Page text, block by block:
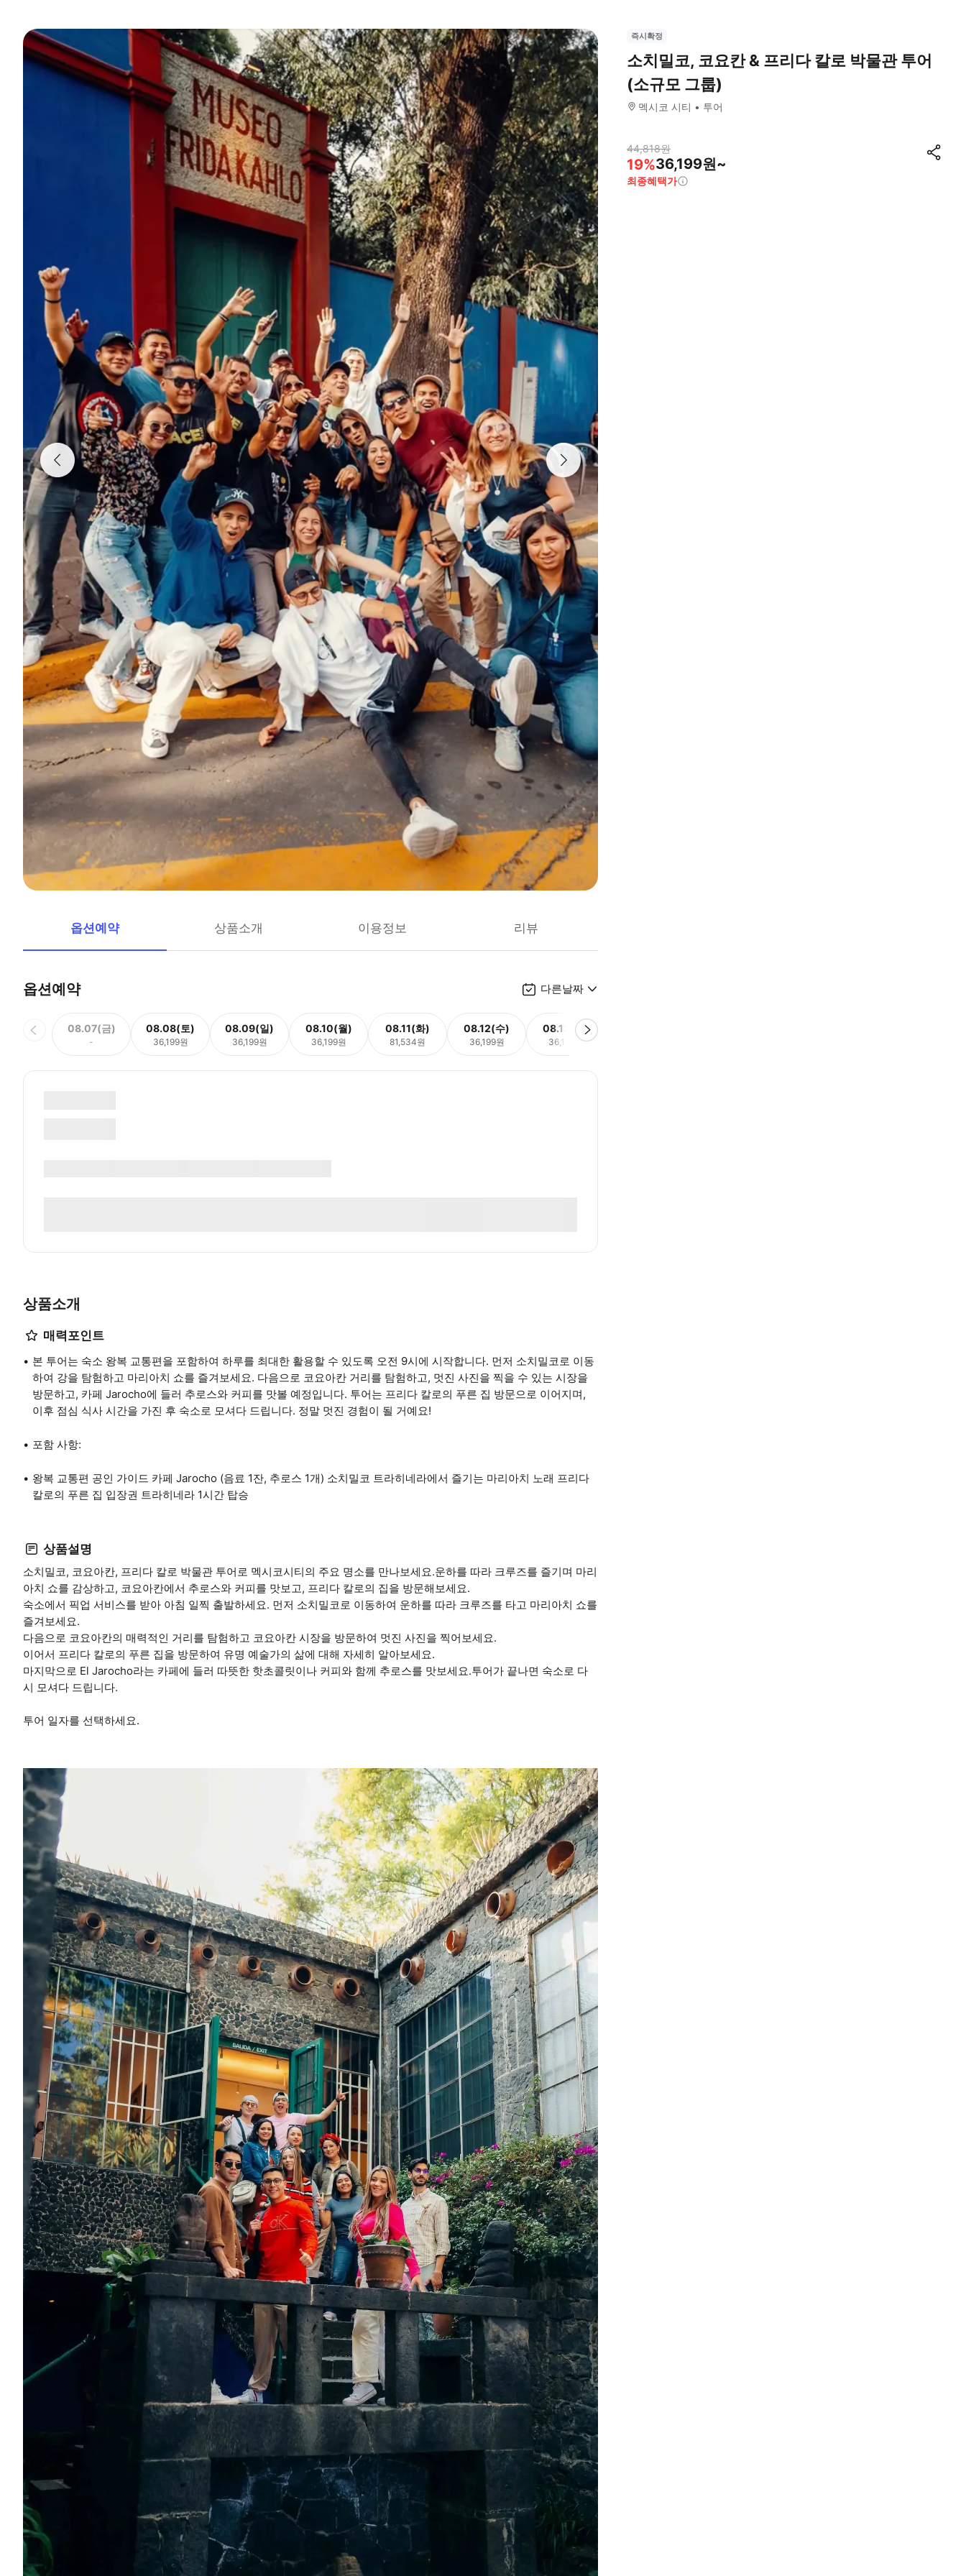
옵션예약 상품소개 이용정보 리뷰
옵션예약 다른날짜
08.07(금)
-
08.08(토)
36,199원
08.09(일)
36,199원
08.10(월)
36,199원
08.11(화)
81,534원
08.12(수)
36,199원
08.13(목)
36,199원
상품소개
매력포인트
본 투어는 숙소 왕복 교통편을 포함하여 하루를 최대한 활용할 수 있도록 오전 9시에 시작합니다. 먼저 소치밀코로 이동
하여 강을 탐험하고 마리아치 쇼를 즐겨보세요. 다음으로 코요아칸 거리를 탐험하고, 멋진 사진을 찍을 수 있는 시장을
방문하고, 카페 Jarocho에 들러 추로스와 커피를 맛볼 예정입니다. 투어는 프리다 칼로의 푸른 집 방문으로 이어지며,
이후 점심 식사 시간을 가진 후 숙소로 모셔다 드립니다. 정말 멋진 경험이 될 거예요!
포함 사항:
왕복 교통편 공인 가이드 카페 Jarocho (음료 1잔, 추로스 1개) 소치밀코 트라히네라에서 즐기는 마리아치 노래 프리다
칼로의 푸른 집 입장권 트라히네라 1시간 탑승
상품설명
소치밀코, 코요아칸, 프리다 칼로 박물관 투어로 멕시코시티의 주요 명소를 만나보세요.운하를 따라 크루즈를 즐기며 마리
아치 쇼를 감상하고, 코요아칸에서 추로스와 커피를 맛보고, 프리다 칼로의 집을 방문해보세요.
숙소에서 픽업 서비스를 받아 아침 일찍 출발하세요. 먼저 소치밀코로 이동하여 운하를 따라 크루즈를 타고 마리아치 쇼를
즐겨보세요.
다음으로 코요아칸의 매력적인 거리를 탐험하고 코요아칸 시장을 방문하여 멋진 사진을 찍어보세요.
이어서 프리다 칼로의 푸른 집을 방문하여 유명 예술가의 삶에 대해 자세히 알아보세요.
마지막으로 El Jarocho라는 카페에 들러 따뜻한 핫초콜릿이나 커피와 함께 추로스를 맛보세요.투어가 끝나면 숙소로 다
시 모셔다 드립니다.
투어 일자를 선택하세요.
즉시확정
소치밀코, 코요칸 & 프리다 칼로 박물관 투어
(소규모 그룹)
멕시코 시티 투어
44,818원
19%36,199원~
최종혜택가